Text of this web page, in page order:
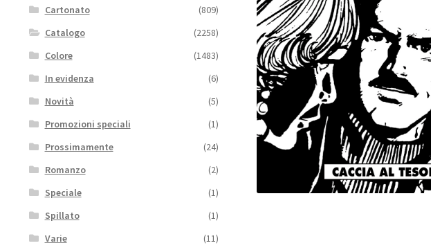
Cartonato
(809)
Catalogo
(2258)
Colore
(1483)
In evidenza
(6)
Novità
(5)
Promozioni speciali
(1)
Prossimamente
(24)
Romanzo
(2)
Speciale
(1)
Spillato
(1)
Varie
(11)